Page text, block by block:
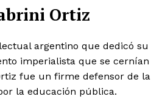
Ortiz
argentino que dedicó su
imperialista que se cernían
fue un firme defensor de la
la educación pública.